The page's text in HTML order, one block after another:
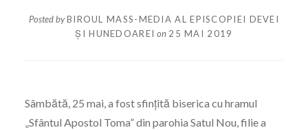
Posted byBIROUL MASS-MEDIA AL EPISCOPIEI DEVEI
ȘI HUNEDOAREI on 25 MAI 2019
Sâmbătă, 25 mai, a fost sfinţită biserica cu hramul
„Sfântul Apostol Toma” din parohia Satul Nou, filie a